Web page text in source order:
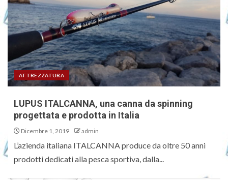
ATTREZZATURA
LUPUS ITALCANNA, una canna da spinning
progettata e prodotta in Italia
Dicembre 1, 2019 admin
L’azienda italiana ITALCANNA produce da oltre 50 anni
prodotti dedicati alla pesca sportiva, dalla...